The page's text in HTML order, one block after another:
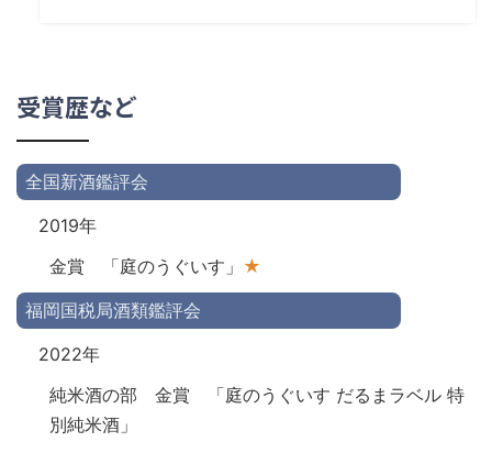
受賞歴など
全国新酒鑑評会
2019年
金賞 「庭のうぐいす」 ★
福岡国税局酒類鑑評会
2022年
純米酒の部 金賞 「庭のうぐいす だるまラベル 特
別純米酒」